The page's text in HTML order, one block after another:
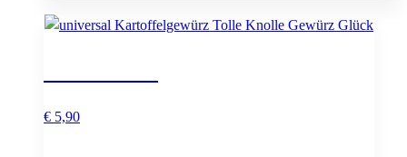
€ 5,90